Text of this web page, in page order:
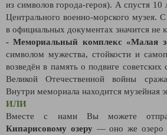
из символов города-героя). А спустя 10
Центрального военно-морского музея.
в официальных документах значится не
- Мемориальный комплекс «Малая
символом мужества, стойкости и
возведён в память о подвиге советских
Великой Отечественной войны
Внутри мемориала находится музейная
ИЛИ
Вместе с нами Вы можете
Кипарисовому озеру— оно же озеро